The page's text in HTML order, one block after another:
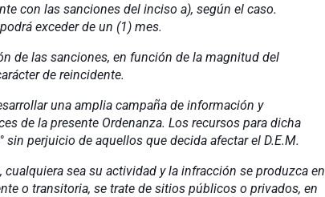
con las sanciones del inciso a), según el caso.
exceder de un (1) mes.
de las sanciones, en función de la magnitud del
de reincidente.
una amplia campaña de información y
de la presente Ordenanza. Los recursos para dicha
perjuicio de aquellos que decida afectar el D.E.M.
sea su actividad y la infracción se produzca en
o transitoria, se trate de sitios públicos o privados, en